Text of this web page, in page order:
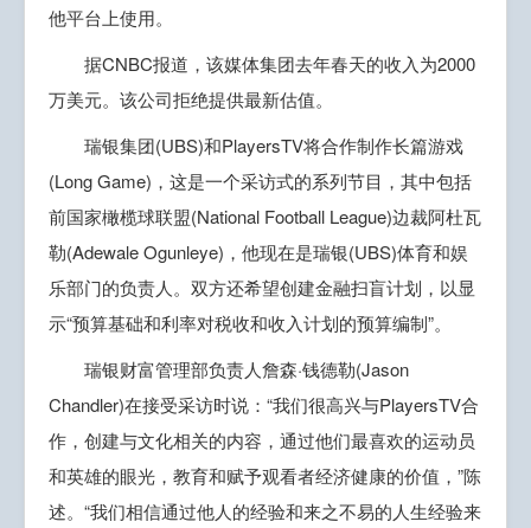
他平台上使用。
据CNBC报道，该媒体集团去年春天的收入为2000
万美元。该公司拒绝提供最新估值。
瑞银集团(UBS)和PlayersTV将合作制作长篇游戏
(Long Game)，这是一个采访式的系列节目，其中包括
前国家橄榄球联盟(National Football League)边裁阿杜瓦
勒(Adewale Ogunleye)，他现在是瑞银(UBS)体育和娱
乐部门的负责人。双方还希望创建金融扫盲计划，以显
示“预算基础和利率对税收和收入计划的预算编制”。
瑞银财富管理部负责人詹森·钱德勒(Jason
Chandler)在接受采访时说：“我们很高兴与PlayersTV合
作，创建与文化相关的内容，通过他们最喜欢的运动员
和英雄的眼光，教育和赋予观看者经济健康的价值，”陈
述。“我们相信通过他人的经验和来之不易的人生经验来